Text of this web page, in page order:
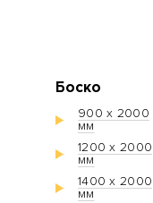
Боско
900 х 2000
мм
1200 х 2000
мм
1400 х 2000
мм